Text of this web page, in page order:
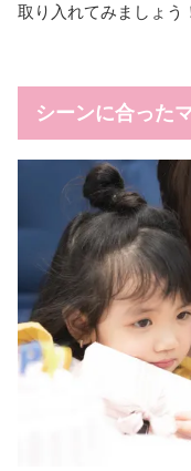
取り入れてみましょう
シーンに合った